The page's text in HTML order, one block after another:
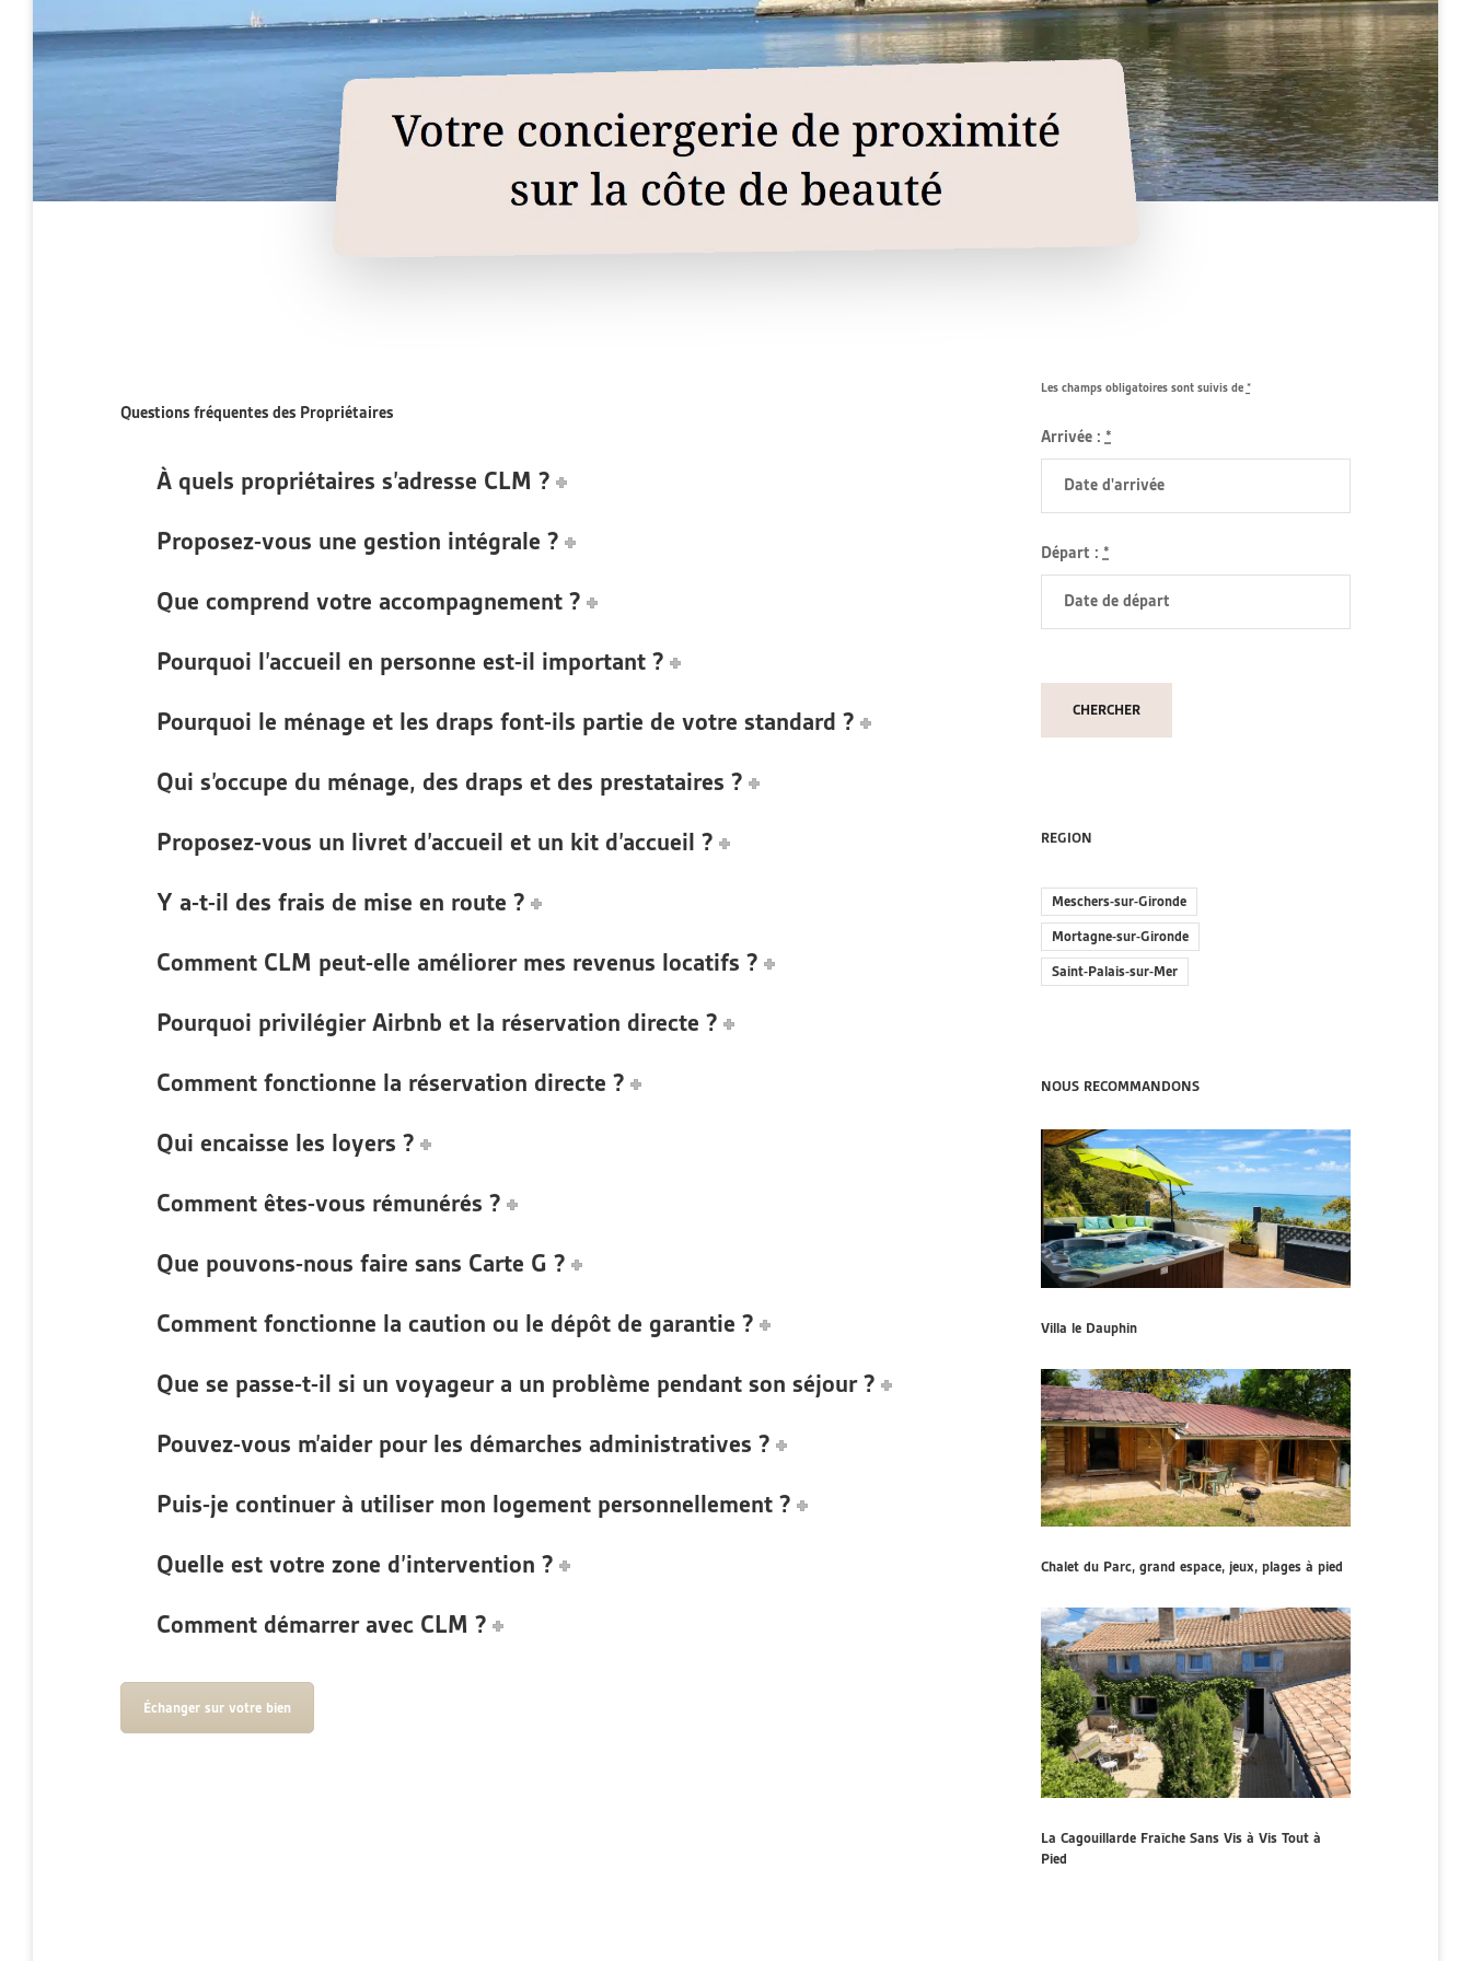
Questions fréquentes des Propriétaires
À quels propriétaires s’adresse CLM ?
Proposez-vous une gestion intégrale ?
Que comprend votre accompagnement ?
Pourquoi l’accueil en personne est-il important ?
Pourquoi le ménage et les draps font-ils partie de votre standard ?
Qui s’occupe du ménage, des draps et des prestataires ?
Proposez-vous un livret d’accueil et un kit d’accueil ?
Y a-t-il des frais de mise en route ?
Comment CLM peut-elle améliorer mes revenus locatifs ?
Pourquoi privilégier Airbnb et la réservation directe ?
Comment fonctionne la réservation directe ?
Qui encaisse les loyers ?
Comment êtes-vous rémunérés ?
Que pouvons-nous faire sans Carte G ?
Comment fonctionne la caution ou le dépôt de garantie ?
Que se passe-t-il si un voyageur a un problème pendant son séjour ?
Pouvez-vous m’aider pour les démarches administratives ?
Puis-je continuer à utiliser mon logement personnellement ?
Quelle est votre zone d’intervention ?
Comment démarrer avec CLM ?
Échanger sur votre bien
Les champs obligatoires sont suivis de *
Arrivée : *
Départ : *
REGION
Meschers-sur-Gironde
Mortagne-sur-Gironde
Saint-Palais-sur-Mer
NOUS RECOMMANDONS
Villa le Dauphin
Chalet du Parc, grand espace, jeux, plages à pied
La Cagouillarde Fraîche Sans Vis à Vis Tout à
Pied